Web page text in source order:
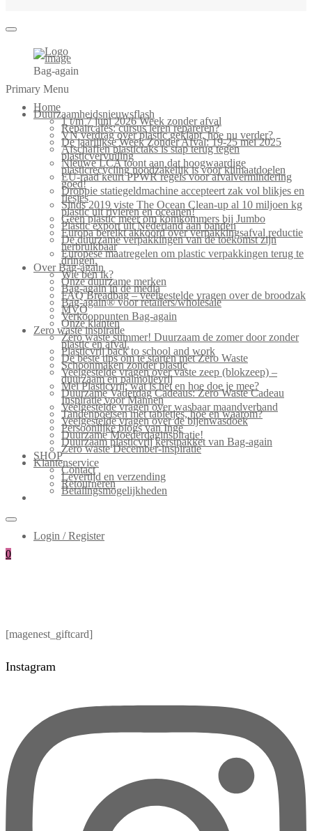
Bag-again
Primary Menu
Home
Duurzaamheidsnieuwsflash
1 t/m 7 juni 2026 Week zonder afval
Repaircafés: cursus leren repareren?
VN verdrag over plastic geklapt, hoe nu verder?
De jaarlijkse Week Zonder Afval: 19-25 mei 2025
Afschaffen plastictaks is stap terug tegen
plasticvervuiling
Nieuwe LCA toont aan dat hoogwaardige
plasticrecycling noodzakelijk is voor klimaatdoelen
EU-raad keurt PPWR regels voor afvalvermindering
goed!
Droppie statiegeldmachine accepteert zak vol blikjes en
flesjes
Sinds 2019 viste The Ocean Clean-up al 10 miljoen kg
plastic uit rivieren en oceanen!
Geen plastic meer om komkommers bij Jumbo
Plastic export uit Nederland aan banden
Europa bereikt akkoord over verpakkingsafval reductie
De duurzame verpakkingen van de toekomst zijn
herbruikbaar
Europese maatregelen om plastic verpakkingen terug te
dringen.
Over Bag-again
Wie ben ik?
Onze duurzame merken
Bag-again in de media
FAQ Breadbag – veelgestelde vragen over de broodzak
Bag-again® voor retailers/wholesale
MVO
Verkooppunten Bag-again
Onze klanten
Zero waste inspiratie
Zero waste summer! Duurzaam de zomer door zonder
plastic en afval.
Plasticvrij back to school and work
De beste tips om te starten met Zero Waste
Schoonmaken zonder plastic
Veelgestelde vragen over vaste zeep (blokzeep) –
duurzaam en palmolievrij
Mei Plasticvrij: wat is het en hoe doe je mee?
Duurzame Vaderdag Cadeaus: Zero Waste Cadeau
Inspiratie voor Mannen
Veelgestelde vragen over wasbaar maandverband
Tandenpoetsen met tabletjes, hoe en waarom?
Veelgestelde vragen over de bijenwasdoek
Persoonlijke blogs van Inge
Duurzame Moederdaginspiratie!
Duurzaam plasticvrij kerstpakket van Bag-again
Zero waste December-inspiratie
SHOP
Klantenservice
Contact
Levertijd en verzending
Retourneren
Betalingsmogelijkheden
Login / Register
0
[magenest_giftcard]
Instagram